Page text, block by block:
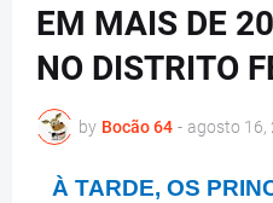
EM MAIS DE
NO DISTRITO
by Bocão 64 - agosto 16,
À TARDE, OS